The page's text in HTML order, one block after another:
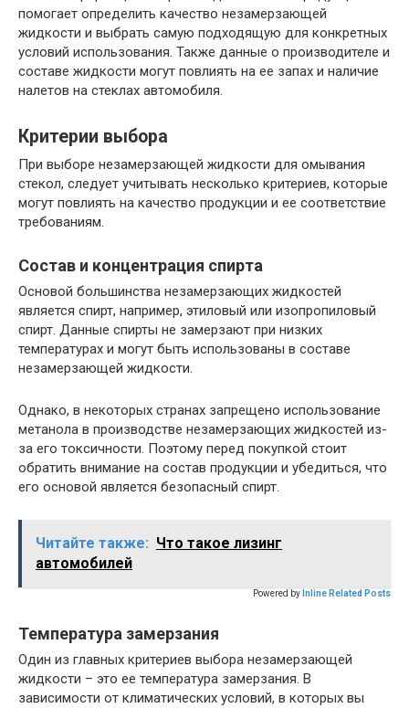
помогает определить качество незамерзающей
жидкости и выбрать самую подходящую для конкретных
условий использования. Также данные о производителе и
составе жидкости могут повлиять на ее запах и наличие
налетов на стеклах автомобиля.
Критерии выбора
При выборе незамерзающей жидкости для омывания
стекол, следует учитывать несколько критериев, которые
могут повлиять на качество продукции и ее соответствие
требованиям.
Состав и концентрация спирта
Основой большинства незамерзающих жидкостей
является спирт, например, этиловый или изопропиловый
спирт. Данные спирты не замерзают при низких
температурах и могут быть использованы в составе
незамерзающей жидкости.
Однако, в некоторых странах запрещено использование
метанола в производстве незамерзающих жидкостей из-
за его токсичности. Поэтому перед покупкой стоит
обратить внимание на состав продукции и убедиться, что
его основой является безопасный спирт.
Читайте также: Что такое лизинг
автомобилей
Powered by Inline Related Posts
Температура замерзания
Один из главных критериев выбора незамерзающей
жидкости – это ее температура замерзания. В
зависимости от климатических условий, в которых вы